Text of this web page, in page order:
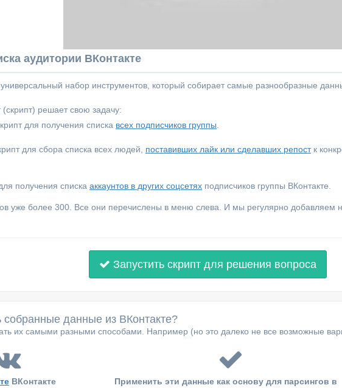
аудитории ВКонтакте
набор инструментов, который собирает самые разнообразные
решает свою задачу:
для получения списка всех подписчиков группы
для сбора списка всех людей, поставивших лайк или сделавших репостк
получения списка аккаунтов в других соцсетях подписчиков группы ВКонтакте.
уже более 300. Все они перечислены в меню слева. И мы регулярно добавляем
Запустить скрипт для решения вопроса
собранные данные из ВКонтакте?
их самыми разными способами. Например (но это далеко не все возможные
ВКонтакте
Применить эти данные как основу для парсингов в